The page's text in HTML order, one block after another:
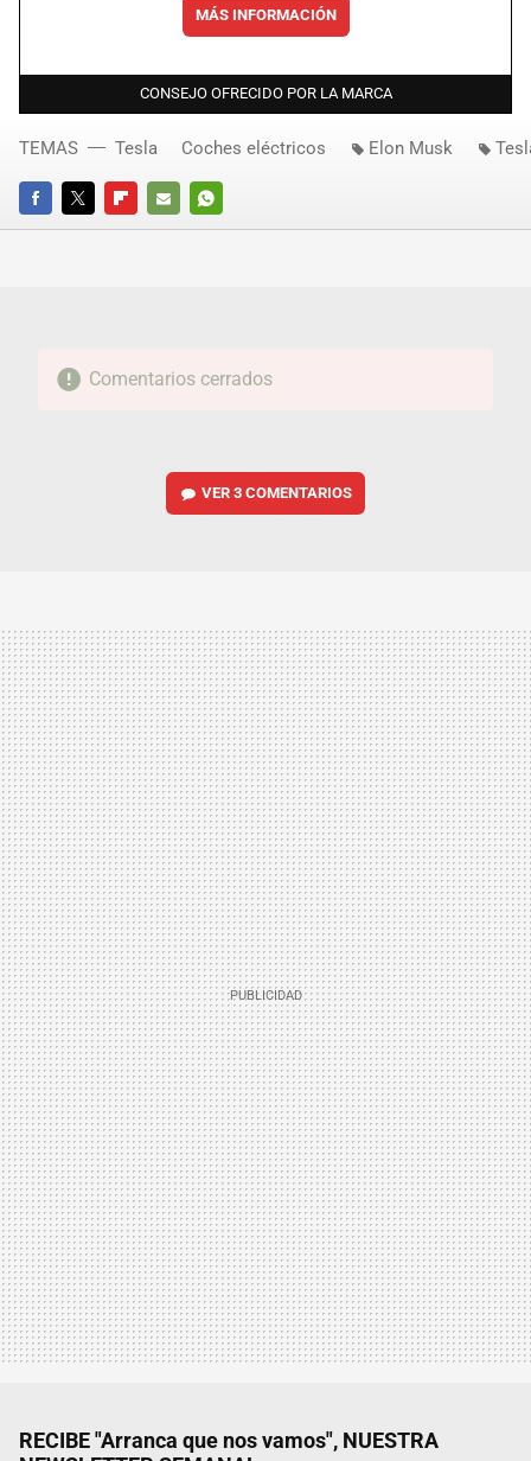
MÁS INFORMACIÓN
CONSEJO OFRECIDO POR LA MARCA
FACEBOOKTWITTERFLIPBOARD
E-
WHATSAPP
TEMAS Tesla Coches eléctricos Elon Musk
Comentarios cerrados
VER3 COMENTARIOS
RECIBE "Arranca que nos vamos", NUESTRA